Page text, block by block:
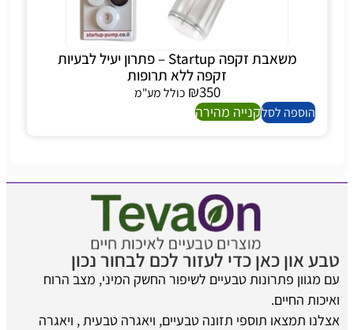
משאבת זקפה Startup – פתרון יעיל לבעיות
זקפה ללא תרופות
₪350
כולל מע"מ
הוספה לסלקנייה מהירה
טבע און כאן כדי לעזור לכם לבחור נכון
עם מגוון פתרונות טבעיים לשיפור החשק המיני, מצב הרוח
ואיכות החיים.
אצלנו תמצאו תוספי תזונה טבעיים, ויאגרה טבעית , ויאגרה